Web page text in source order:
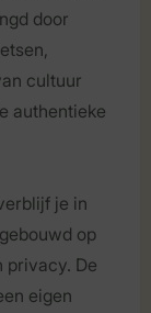
door
cultuur
authentieke
je in
op
privacy. De
eigen